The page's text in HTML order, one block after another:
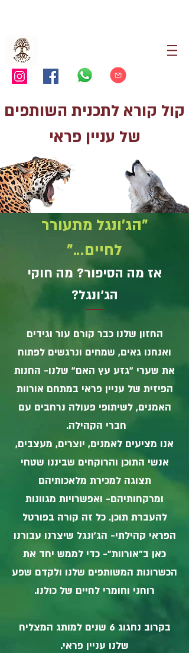
קול קורא לתכנית השותפים
של עניין פראי
"הג'ונגל מתעורר
לחיים..."
אז מה הסיפור? מה חוקי
הג'ונגל?
החזון שלנו כבר קורם עור וגידים
ואנחנו גאים, שמחים ונרגשים לפתוח
את שערי "גזע עץ האם" שלנו- החנות
הפיזית של עניין פראי במתחם אורוות
האמנים, לשיתופי פעולה נרחבים עם
חברי הקהילה.
אנו מציעים לאמנים, יוצרים, מעצבים,
אנשי התוכן והרוקחים שביננו שטחי
תצוגה למכירת מלאכותיהם
ומרקחותיהם- ואפשרויות מגוונות
להעברת תוכן. כל זה קורה בפורטל
הפראי קהילתי- הג'ונגל שיצרנו עבורנו
כאן ב"אורוות"- כדי לממש יחד את
הכשרונות המשותפים שלנו ולקדם שפע
רוחני וחומרי לחיים של כולנו.
בקרוב נחגוג 6 שנים למותג המצליח
שלנו עניין פראי.